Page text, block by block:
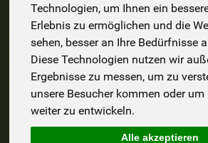
Technologien, um Ihnen ein
Erlebnis zu ermöglichen und die
sehen, besser an Ihre Bedürfnisse
Diese Technologien nutzen wir
Ergebnisse zu messen, um zu
unsere Besucher kommen oder um
weiter zu entwickeln.
Alle akzeptieren
Hersteller Ernährung